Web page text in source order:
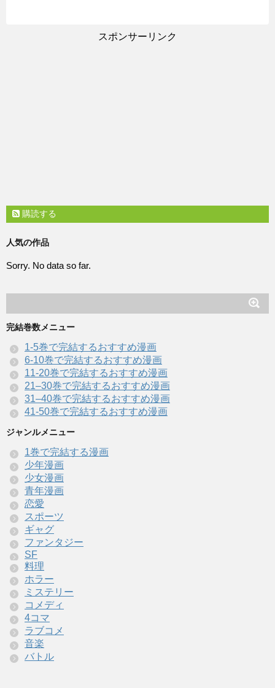
スポンサーリンク
購読する
人気の作品
Sorry. No data so far.
完結巻数メニュー
1-5巻で完結するおすすめ漫画
6-10巻で完結するおすすめ漫画
11-20巻で完結するおすすめ漫画
21–30巻で完結するおすすめ漫画
31–40巻で完結するおすすめ漫画
41-50巻で完結するおすすめ漫画
ジャンルメニュー
1巻で完結する漫画
少年漫画
少女漫画
青年漫画
恋愛
スポーツ
ギャグ
ファンタジー
SF
料理
ホラー
ミステリー
コメディ
4コマ
ラブコメ
音楽
バトル